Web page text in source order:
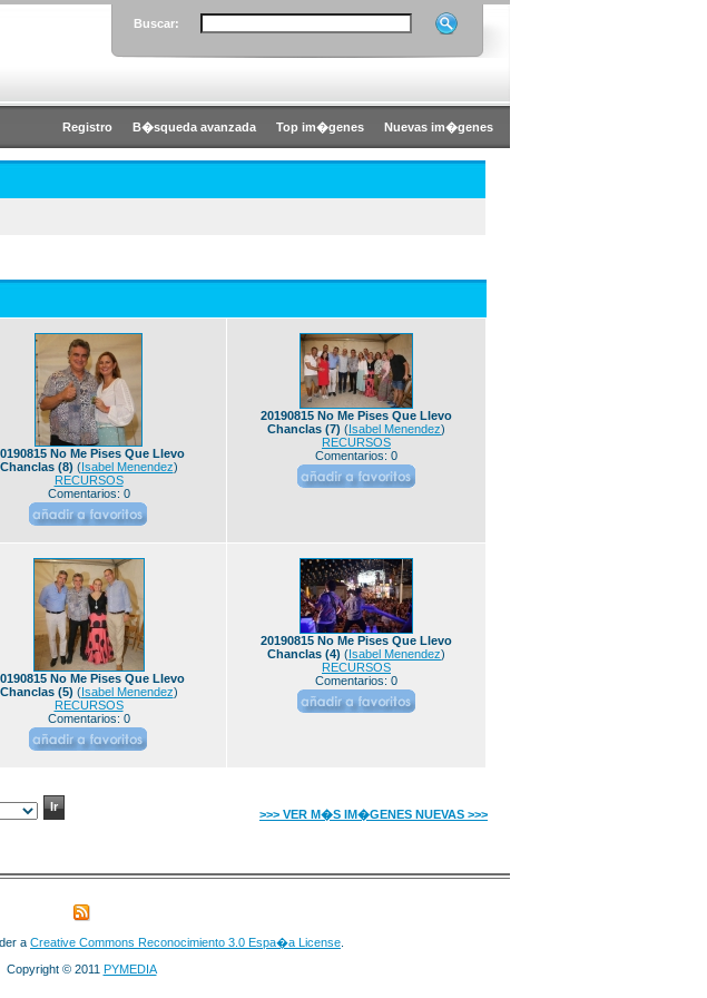
Buscar:
Registro B�squeda avanzada Top im�genes Nuevas im�genes
No Me Pises Que Llevo
Chanclas (8) (Isabel Menendez)
RECURSOS
Comentarios: 0
20190815 No Me Pises Que Llevo
Chanclas (7) (Isabel Menendez)
RECURSOS
Comentarios: 0
No Me Pises Que Llevo
Chanclas (5) (Isabel Menendez)
RECURSOS
Comentarios: 0
20190815 No Me Pises Que Llevo
Chanclas (4) (Isabel Menendez)
RECURSOS
Comentarios: 0
>>> VER M�S IM�GENES NUEVAS >>>
a Creative Commons Reconocimiento 3.0 Espa�a License
Copyright © 2011 PYMEDIA